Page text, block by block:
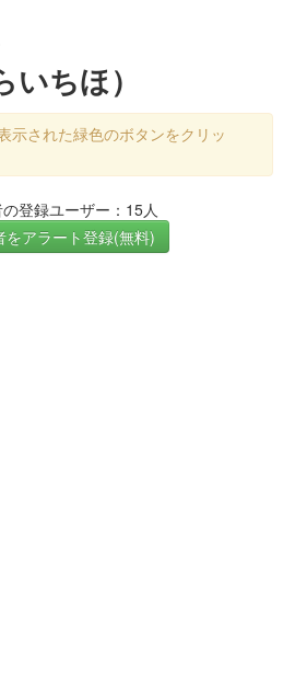
いちほ）
示された緑色のボタンをクリッ
登録ユーザー：15人
をアラート登録(無料)